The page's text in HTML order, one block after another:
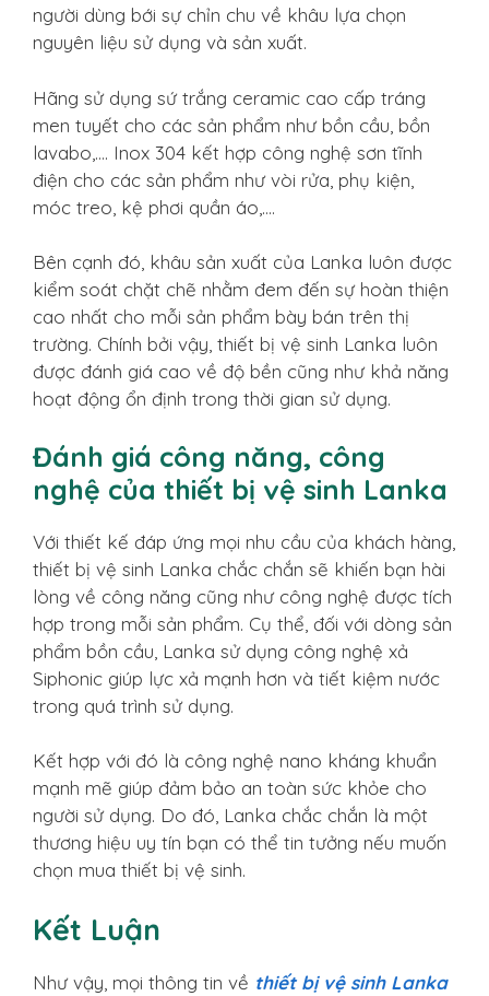
người dùng bới sự chỉn chu về khâu lựa chọn
nguyên liệu sử dụng và sản xuất.
Hãng sử dụng sứ trắng ceramic cao cấp tráng
men tuyết cho các sản phẩm như bồn cầu, bồn
lavabo,…. Inox 304 kết hợp công nghệ sơn tĩnh
điện cho các sản phẩm như vòi rửa, phụ kiện,
móc treo, kệ phơi quần áo,….
Bên cạnh đó, khâu sản xuất của Lanka luôn được
kiểm soát chặt chẽ nhằm đem đến sự hoàn thiện
cao nhất cho mỗi sản phẩm bày bán trên thị
trường. Chính bởi vậy, thiết bị vệ sinh Lanka luôn
được đánh giá cao về độ bền cũng như khả năng
hoạt động ổn định trong thời gian sử dụng.
Đánh giá công năng, công
nghệ của thiết bị vệ sinh Lanka
Với thiết kế đáp ứng mọi nhu cầu của khách hàng,
thiết bị vệ sinh Lanka chắc chắn sẽ khiến bạn hài
lòng về công năng cũng như công nghệ được tích
hợp trong mỗi sản phẩm. Cụ thể, đối với dòng sản
phẩm bồn cầu, Lanka sử dụng công nghệ xả
Siphonic giúp lực xả mạnh hơn và tiết kiệm nước
trong quá trình sử dụng.
Kết hợp với đó là công nghệ nano kháng khuẩn
mạnh mẽ giúp đảm bảo an toàn sức khỏe cho
người sử dụng. Do đó, Lanka chắc chắn là một
thương hiệu uy tín bạn có thể tin tưởng nếu muốn
chọn mua thiết bị vệ sinh.
Kết Luận
Như vậy, mọi thông tin về thiết bị vệ sinh Lanka